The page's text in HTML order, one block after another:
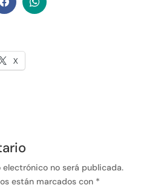
X
no será publicada.
están marcados con *